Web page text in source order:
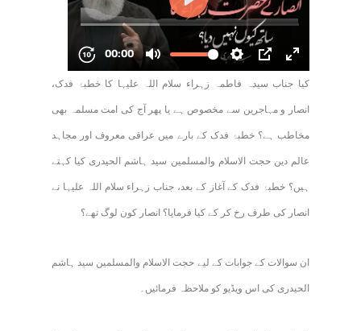
کیا جناب سیدہ فاطمہ زہراء سلام اللہ علیہا کا خطبۂ فدک،
انصار و مہاجرین سے مخصوص ہے یا پھر آج کی امت مسلمہ بھی
مخاطب ہے؟ خطبۂ فدک کے بارے میں عراقی معروف اور مجاہد
عالم دین حجت الاسلام والمسلمین سید ہاشم الحیدری کیا کہتے
ہیں؟ خطبۂ فدک کے آغاز کے بعد، جناب زہراء سلام اللہ علیہا نے
انصار کی طرف رخ کر کے کیا فرمایا؟ انصار کون لوگ تھے؟
ان سوالات کے جوابات کے لیے حجت الاسلام والمسلمین سید ہاشم
الحیدری کی اس ویڈیو کو ملاحظہ فرمائیں۔